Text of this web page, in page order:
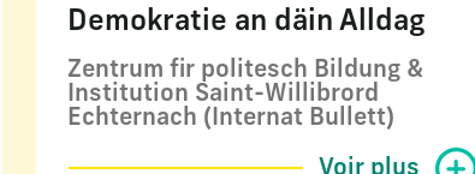
Demokratie an däin Alldag
Zentrum fir politesch Bildung &
Institution Saint-Willibrord
Echternach (Internat Bullett)
Voir plus